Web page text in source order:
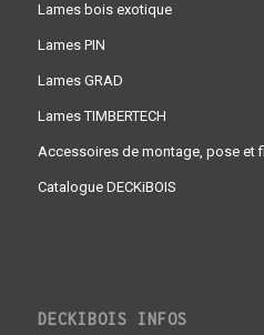
Lames bois exotique
Lames PIN
Lames GRAD
Lames TIMBERTECH
Accessoires de montage, pose et
Catalogue DECKiBOIS
DECKIBOIS INFOS